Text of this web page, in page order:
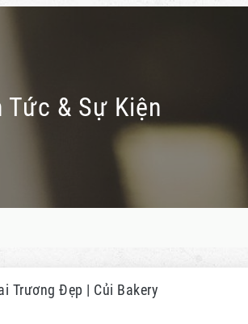
Tức & Sự Kiện
Trương Đẹp | Củi Bakery